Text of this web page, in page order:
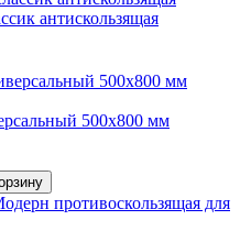
антискользящая
500х800 мм